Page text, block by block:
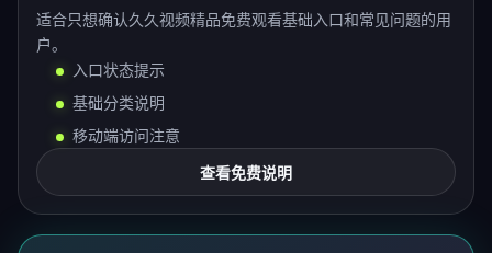
适合只想确认久久视频精品免费观看基础入口和常见问题的用
户。
入口状态提示
基础分类说明
移动端访问注意
查看免费说明